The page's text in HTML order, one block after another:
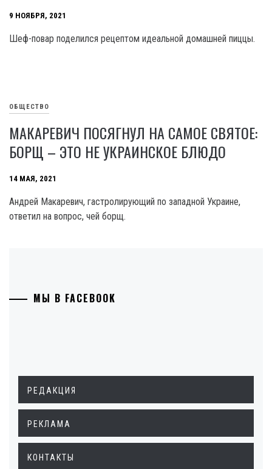
9 НОЯБРЯ, 2021
Шеф-повар поделился рецептом идеальной домашней пиццы.
ОБЩЕСТВО
МАКАРЕВИЧ ПОСЯГНУЛ НА САМОЕ СВЯТОЕ:
БОРЩ – ЭТО НЕ УКРАИНСКОЕ БЛЮДО
14 МАЯ, 2021
Андрей Макаревич, гастролирующий по западной Украине,
ответил на вопрос, чей борщ.
МЫ В FACEBOOK
РЕДАКЦИЯ
РЕКЛАМА
КОНТАКТЫ